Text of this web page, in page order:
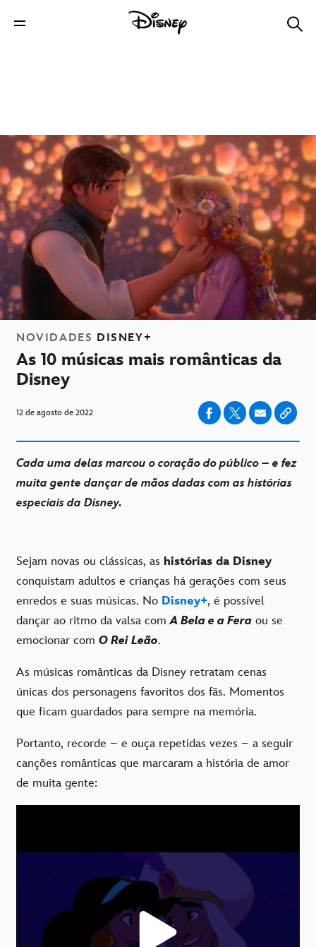
NOVIDADES DISNEY+
As 10 músicas mais românticas da
Disney
12 de agosto de 2022
Cada uma delas marcou o coração do público – e fez
muita gente dançar de mãos dadas com as histórias
especiais da Disney.
Sejam novas ou clássicas, as histórias da Disney
conquistam adultos e crianças há gerações com seus
enredos e suas músicas. No Disney+, é possível
dançar ao ritmo da valsa comA Bela e a Fera ou se
emocionar com O Rei Leão.
As músicas românticas da Disney retratam cenas
únicas dos personagens favoritos dos fãs. Momentos
que ficam guardados para sempre na memória.
Portanto, recorde – e ouça repetidas vezes – a seguir
canções românticas que marcaram a história de amor
de muita gente: